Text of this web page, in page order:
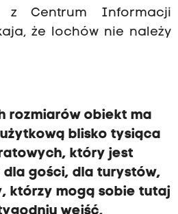
z Centrum Informacji
że lochów nie należy
rozmiarów obiekt ma
blisko tysiąca
który jest
dla gości, dla turystów,
którzy mogą sobie tutaj
wejść,